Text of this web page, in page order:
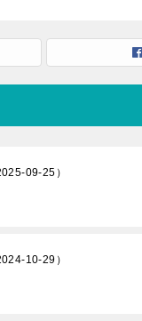
09-25）
10-29）